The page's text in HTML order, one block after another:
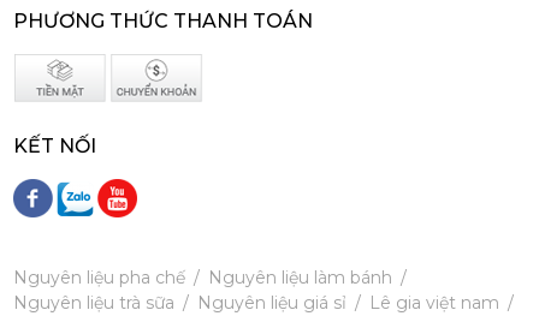
PHƯƠNG THỨC THANH TOÁN
KẾT NỐI
Nguyên liệu pha chế
Nguyên liệu làm bánh
Nguyên liệu trà sữa
Nguyên liệu giá sỉ
Lê gia việt nam